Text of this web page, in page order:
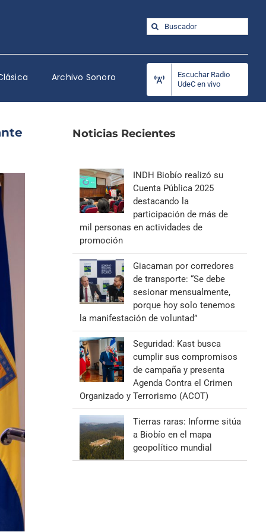
Buscar:
Archivo Sonoro
Escuchar Radio
UdeC en vivo
Noticias Recientes
INDH Biobío realizó su
Cuenta Pública 2025
destacando la
participación de más de
mil personas en actividades de
promoción
Giacaman por corredores
de transporte: “Se debe
sesionar mensualmente,
porque hoy solo tenemos
la manifestación de voluntad”
Seguridad: Kast busca
cumplir sus compromisos
de campaña y presenta
Agenda Contra el Crimen
Organizado y Terrorismo (ACOT)
Tierras raras: Informe sitúa
a Biobío en el mapa
geopolítico mundial